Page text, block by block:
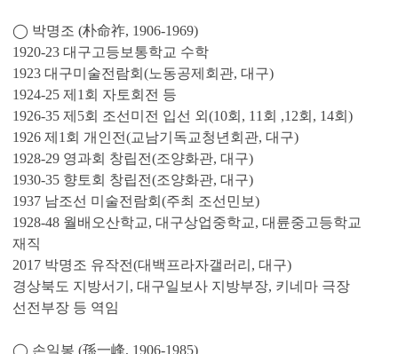
◯ 박명조 (朴命祚, 1906-1969)
1920-23 대구고등보통학교 수학
1923 대구미술전람회(노동공제회관, 대구)
1924-25 제1회 자토회전 등
1926-35 제5회 조선미전 입선 외(10회, 11회 ,12회, 14회)
1926 제1회 개인전(교남기독교청년회관, 대구)
1928-29 영과회 창립전(조양화관, 대구)
1930-35 향토회 창립전(조양화관, 대구)
1937 남조선 미술전람회(주최 조선민보)
1928-48 월배오산학교, 대구상업중학교, 대륜중고등학교
재직
2017 박명조 유작전(대백프라자갤러리, 대구)
경상북도 지방서기, 대구일보사 지방부장, 키네마 극장
선전부장 등 역임
◯ 손일봉 (孫一峰, 1906-1985)